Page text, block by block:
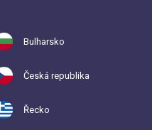
Bulharsko
Česká republika
Řecko